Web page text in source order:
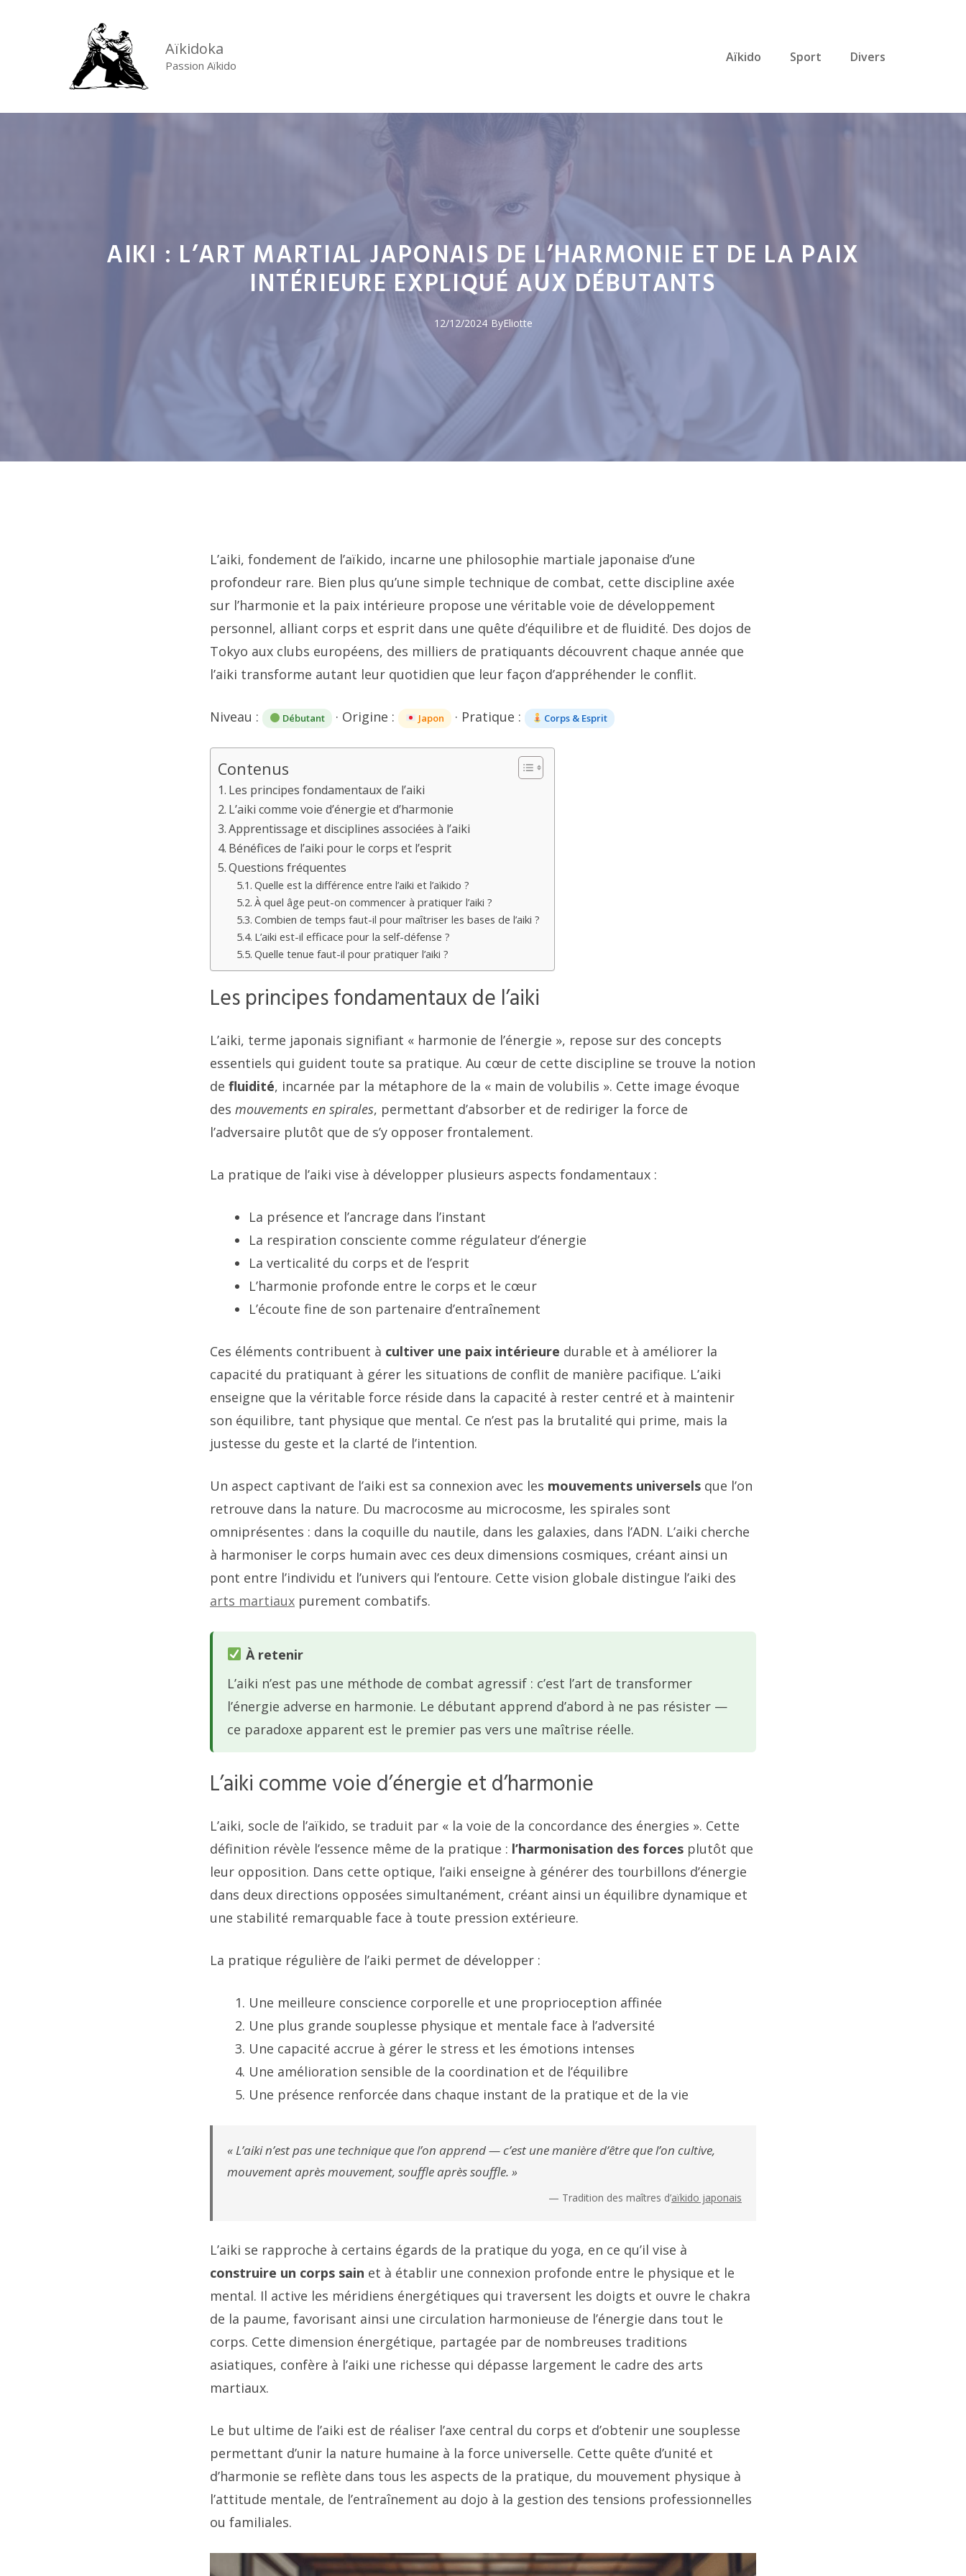
Aïkidoka
Passion Aïkido
Aïkido Sport Divers
AIKI : L’ART MARTIAL JAPONAIS DE L’HARMONIE ET DE LA PAIX
INTÉRIEURE EXPLIQUÉ AUX DÉBUTANTS
12/12/2024 ByEliotte
L’aiki, fondement de l’aïkido, incarne une philosophie martiale japonaise d’une
profondeur rare. Bien plus qu’une simple technique de combat, cette discipline axée
sur l’harmonie et la paix intérieure propose une véritable voie de développement
personnel, alliant corps et esprit dans une quête d’équilibre et de fluidité. Des dojos de
Tokyo aux clubs européens, des milliers de pratiquants découvrent chaque année que
l’aiki transforme autant leur quotidien que leur façon d’appréhender le conflit.
Niveau : Débutant · Origine : Japon · Pratique : Corps & Esprit
Contenus
Les principes fondamentaux de l’aiki
L’aiki comme voie d’énergie et d’harmonie
Apprentissage et disciplines associées à l’aiki
Bénéfices de l’aiki pour le corps et l’esprit
Questions fréquentes
Quelle est la différence entre l’aiki et l’aïkido ?
À quel âge peut-on commencer à pratiquer l’aiki ?
Combien de temps faut-il pour maîtriser les bases de l’aiki ?
L’aiki est-il efficace pour la self-défense ?
Quelle tenue faut-il pour pratiquer l’aiki ?
Les principes fondamentaux de l’aiki
L’aiki, terme japonais signifiant « harmonie de l’énergie », repose sur des concepts
essentiels qui guident toute sa pratique. Au cœur de cette discipline se trouve la notion
de fluidité, incarnée par la métaphore de la « main de volubilis ». Cette image évoque
des mouvements en spirales, permettant d’absorber et de rediriger la force de
l’adversaire plutôt que de s’y opposer frontalement.
La pratique de l’aiki vise à développer plusieurs aspects fondamentaux :
La présence et l’ancrage dans l’instant
La respiration consciente comme régulateur d’énergie
La verticalité du corps et de l’esprit
L’harmonie profonde entre le corps et le cœur
L’écoute fine de son partenaire d’entraînement
Ces éléments contribuent à cultiver une paix intérieure durable et à améliorer la
capacité du pratiquant à gérer les situations de conflit de manière pacifique. L’aiki
enseigne que la véritable force réside dans la capacité à rester centré et à maintenir
son équilibre, tant physique que mental. Ce n’est pas la brutalité qui prime, mais la
justesse du geste et la clarté de l’intention.
Un aspect captivant de l’aiki est sa connexion avec les mouvements universels que l’on
retrouve dans la nature. Du macrocosme au microcosme, les spirales sont
omniprésentes : dans la coquille du nautile, dans les galaxies, dans l’ADN. L’aiki cherche
à harmoniser le corps humain avec ces deux dimensions cosmiques, créant ainsi un
pont entre l’individu et l’univers qui l’entoure. Cette vision globale distingue l’aiki des
arts martiaux purement combatifs.
À retenir
L’aiki n’est pas une méthode de combat agressif : c’est l’art de transformer
l’énergie adverse en harmonie. Le débutant apprend d’abord à ne pas résister —
ce paradoxe apparent est le premier pas vers une maîtrise réelle.
L’aiki comme voie d’énergie et d’harmonie
L’aiki, socle de l’aïkido, se traduit par « la voie de la concordance des énergies ». Cette
définition révèle l’essence même de la pratique : l’harmonisation des forces plutôt que
leur opposition. Dans cette optique, l’aiki enseigne à générer des tourbillons d’énergie
dans deux directions opposées simultanément, créant ainsi un équilibre dynamique et
une stabilité remarquable face à toute pression extérieure.
La pratique régulière de l’aiki permet de développer :
Une meilleure conscience corporelle et une proprioception affinée
Une plus grande souplesse physique et mentale face à l’adversité
Une capacité accrue à gérer le stress et les émotions intenses
Une amélioration sensible de la coordination et de l’équilibre
Une présence renforcée dans chaque instant de la pratique et de la vie
« L’aiki n’est pas une technique que l’on apprend — c’est une manière d’être que l’on cultive,
mouvement après mouvement, souffle après souffle. »
— Tradition des maîtres d’aïkido japonais
L’aiki se rapproche à certains égards de la pratique du yoga, en ce qu’il vise à
construire un corps sain et à établir une connexion profonde entre le physique et le
mental. Il active les méridiens énergétiques qui traversent les doigts et ouvre le chakra
de la paume, favorisant ainsi une circulation harmonieuse de l’énergie dans tout le
corps. Cette dimension énergétique, partagée par de nombreuses traditions
asiatiques, confère à l’aiki une richesse qui dépasse largement le cadre des arts
martiaux.
Le but ultime de l’aiki est de réaliser l’axe central du corps et d’obtenir une souplesse
permettant d’unir la nature humaine à la force universelle. Cette quête d’unité et
d’harmonie se reflète dans tous les aspects de la pratique, du mouvement physique à
l’attitude mentale, de l’entraînement au dojo à la gestion des tensions professionnelles
ou familiales.